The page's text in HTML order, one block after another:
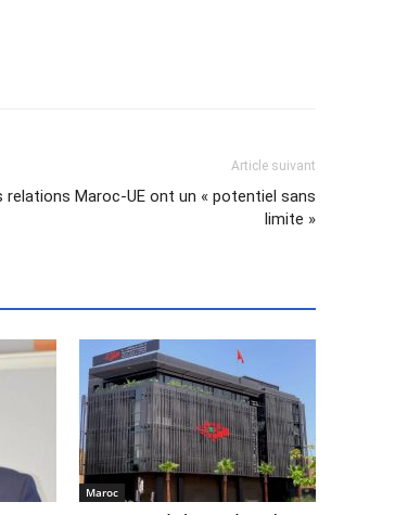
Article suivant
relations Maroc-UE ont un « potentiel sans
limite »
Maroc